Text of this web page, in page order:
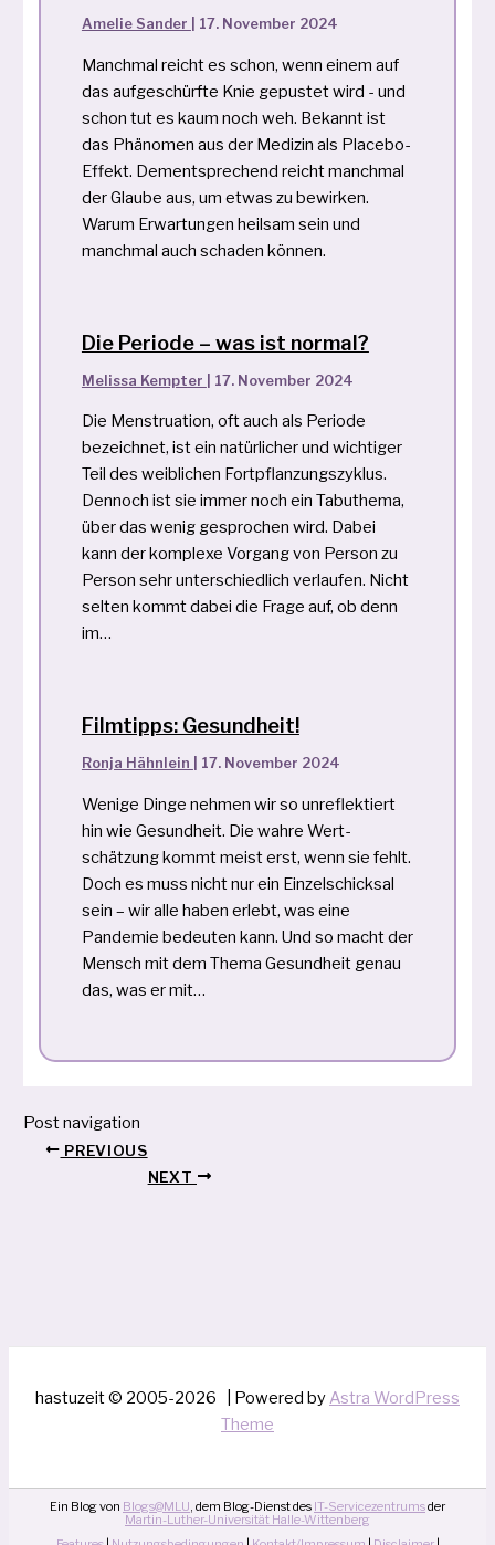
Amelie Sander 17. November 2024
Manchmal reicht es schon, wenn einem auf
das aufgeschürfte Knie gepustet wird - und
schon tut es kaum noch weh. Bekannt ist
das Phänomen aus der Medizin als Placebo-
Effekt. Dementsprechend reicht manchmal
der Glaube aus, um etwas zu bewirken.
Warum Erwartungen heilsam sein und
manchmal auch schaden können.
Die Periode – was ist normal?
Melissa Kempter 17. November 2024
Die Menstruation, oft auch als Periode
bezeichnet, ist ein natürlicher und wichtiger
Teil des weiblichen Fortpflanzungszyklus.
Dennoch ist sie immer noch ein Tabuthema,
über das wenig gesprochen wird. Dabei
kann der komplexe Vorgang von Person zu
Person sehr unterschiedlich verlaufen. Nicht
selten kommt dabei die Frage auf, ob denn
im…
Filmtipps: Gesundheit!
Ronja Hähnlein 17. November 2024
Wenige Dinge nehmen wir so unreflektiert
hin wie Gesundheit. Die wahre Wert­
schätzung kommt meist erst, wenn sie fehlt.
Doch es muss nicht nur ein Einzel­schicksal
sein – wir alle haben erlebt, was eine
Pandemie bedeuten kann. Und so macht der
Mensch mit dem Thema Gesundheit genau
das, was er mit…
Post navigation
PREVIOUS
NEXT
hastuzeit © 2005-2026 | Powered by Astra WordPress
Theme
Ein Blog von Blogs@MLU, dem Blog-Dienst des IT-Servicezentrumsder
Martin-Luther-Universität Halle-Wittenberg